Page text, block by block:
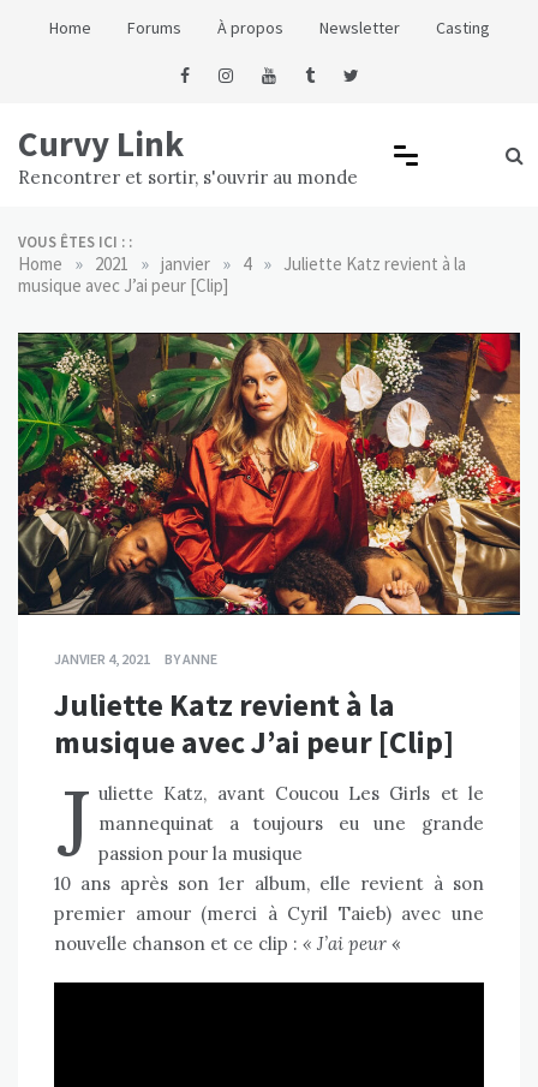
Home Forums À propos Newsletter Casting
Curvy Link
Rencontrer et sortir, s'ouvrir au monde
VOUS ÊTES ICI : :
Home » 2021 » janvier » 4 » Juliette Katz revient à la
musique avec J’ai peur [Clip]
JANVIER 4, 2021 BYANNE
Juliette Katz revient à la
musique avec J’ai peur [Clip]
J uliette Katz, avant Coucou Les Girls et le
mannequinat a toujours eu une grande
passion pour la musique
10 ans après son 1er album, elle revient à son
premier amour (merci à Cyril Taieb) avec une
nouvelle chanson et ce clip : « J’ai peur «